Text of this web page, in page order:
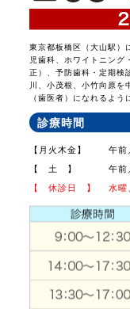
東京都板橋区（大山駅）
児歯科、ホワイトニング
正）、予防歯科・定期検
川、小茂根、小竹向原
（歯医者）になれるよう
診療時間
【月火木金】
午
【 土 】
午
【 休診日 】
水曜